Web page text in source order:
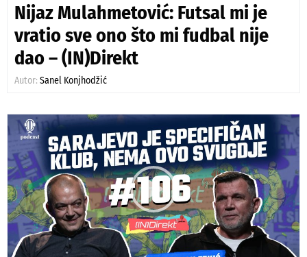
Nijaz Mulahmetović: Futsal mi je
vratio sve ono što mi fudbal nije
dao – (IN)Direkt
Autor: Sanel Konjhodžić